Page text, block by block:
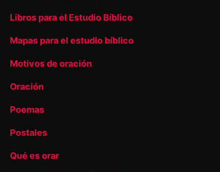
Libros para el Estudio Bíblico
Mapas para el estudio bíblico
Motivos de oración
Oración
Poemas
Postales
Qué es orar